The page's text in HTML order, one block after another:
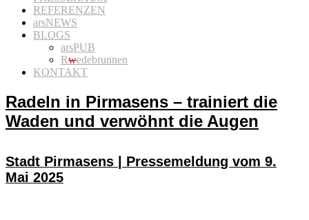
REFERENZEN
arsNEWS
BLOGS
arsPUB
Rwedebrunnen
KONTAKT
Radeln in Pirmasens – trainiert die
Waden und verwöhnt die Augen
Stadt Pirmasens | Pressemeldung vom 9.
Mai 2025